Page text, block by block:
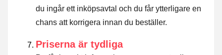
du ingår ett inköpsavtal och du får ytterligare en
chans att korrigera innan du beställer.
Priserna är tydliga